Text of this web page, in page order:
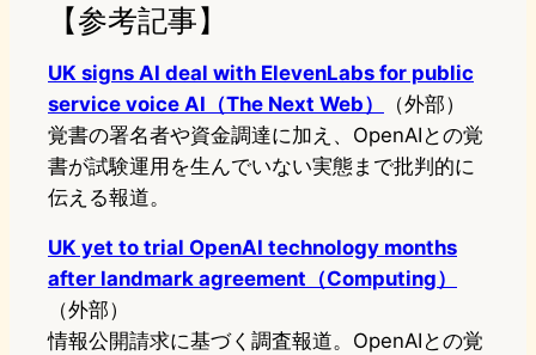
【参考記事】
UK signs AI deal with ElevenLabs for public
service voice AI（The Next Web）
（外部）
覚書の署名者や資金調達に加え、OpenAIとの覚
書が試験運用を生んでいない実態まで批判的に
伝える報道。
UK yet to trial OpenAI technology months
after landmark agreement（Computing）
（外部）
情報公開請求に基づく調査報道。OpenAIとの覚